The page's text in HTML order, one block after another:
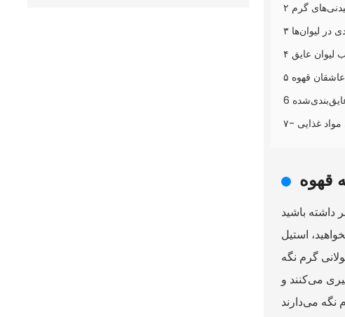
گرم
در لیوان‌ها
لیوان عایق
قهوه
غذایی
قهوه
داشته باشید
استیل
گرم نگه
می‌کنند و